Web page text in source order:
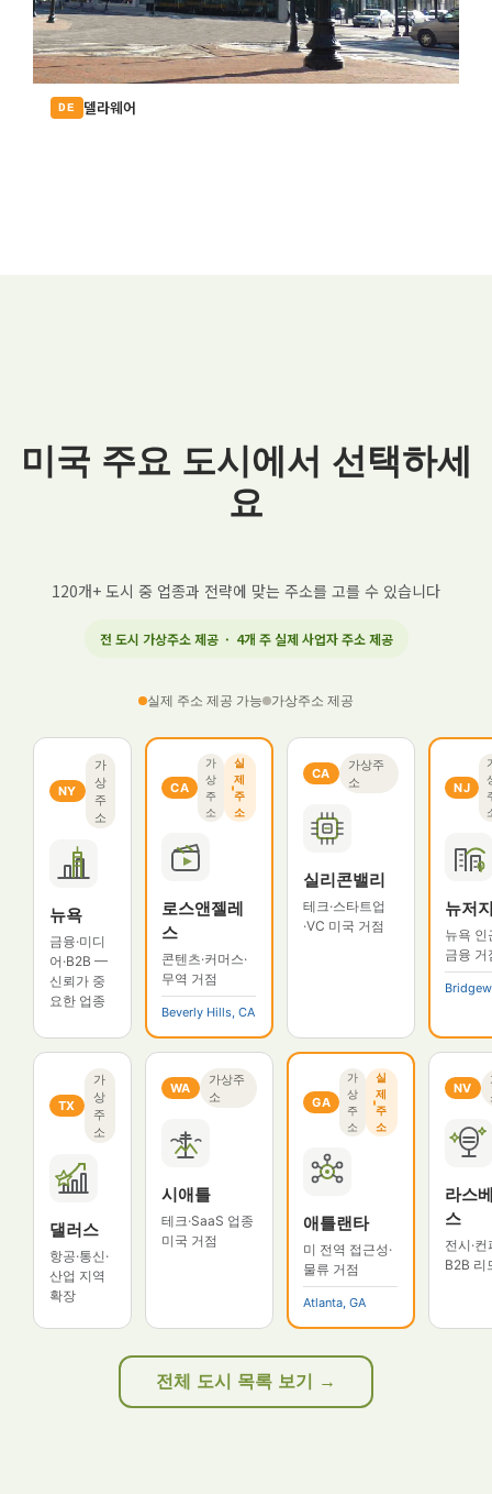
DE 델라웨어
미국 주요 도시에서 선택하세
요
120개+ 도시 중 업종과 전략에 맞는 주소를 고를 수 있습니다
전 도시 가상주소 제공 · 4개 주 실제 사업자 주소 제공
실제 주소 제공 가능 가상주소 제공
NY
가
상
주
소
뉴욕
금융·미디
어·B2B —
신뢰가 중
요한 업종
CA
가
상
주
소
실
제
주
소
로스앤젤레
스
콘텐츠·커머스·
무역 거점
Beverly Hills, CA
CA
가상주
소
실리콘밸리
테크·스타트업
·VC 미국 거점
NJ
뉴저
뉴욕 인
금융 거
TX
가
상
주
소
댈러스
항공·통신·
산업 지역
확장
WA
가상주
소
시애틀
테크·SaaS 업종
미국 거점
GA
가
상
주
소
실
제
주
소
애틀랜타
미 전역 접근성·
물류 거점
Atlanta, GA
NV
라스
스
전시·
B2B 리
전체 도시 목록 보기 →